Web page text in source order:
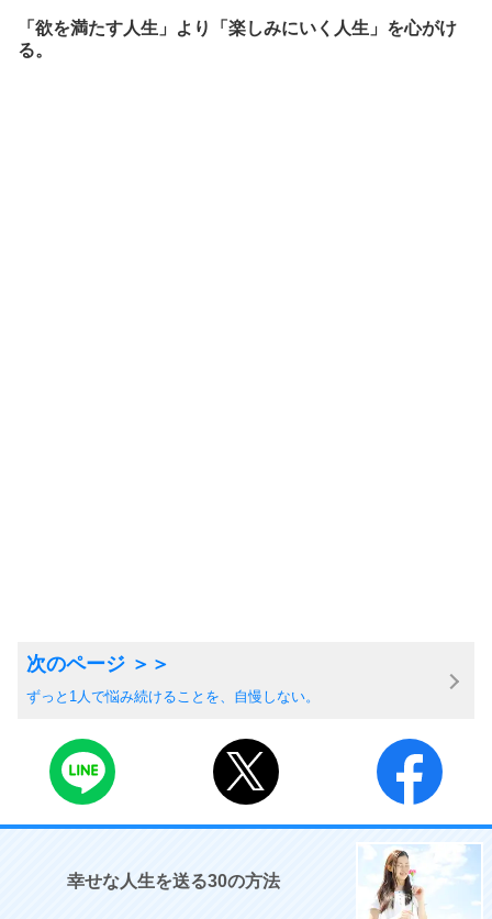
「欲を満たす人生」より「楽しみにいく人生」を心がけ
る。
ずっと1人で悩み続けることを、自慢しない。
幸せな人生を送る30の方法